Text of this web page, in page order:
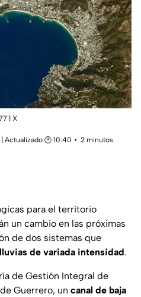
| X
| Actualizado 🕑 10:40
2 minutos
para el territorio
un cambio en las próximas
de dos sistemas que
de variada intensidad.
de Gestión Integral de
Guerrero, un canal de baja